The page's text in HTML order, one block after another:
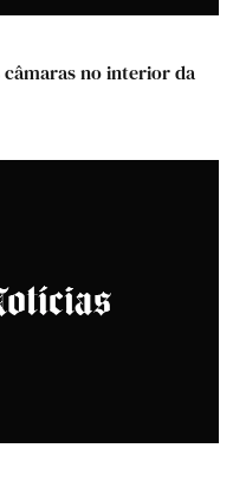
câmaras no interior da